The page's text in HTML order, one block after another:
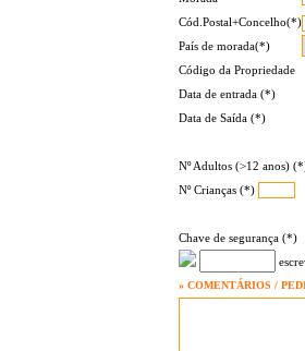
Cód.Postal+Concelho(*)
País de morada(*)
Código da Propriedade
Data de entrada (*)
Data de Saída (*)
Nº Adultos (>12 anos)
Nº Crianças (*)
Chave de segurança (*)
» COMENTÁRIOS /